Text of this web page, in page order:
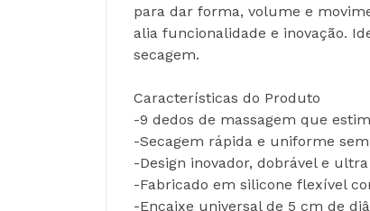
para dar forma, volume e
alia funcionalidade e inovação.
secagem.
Características do Produto
-9 dedos de massagem que
-Secagem rápida e uniforme
-Design inovador, dobrável e
-Fabricado em silicone flexível
-Encaixe universal de 5 cm de